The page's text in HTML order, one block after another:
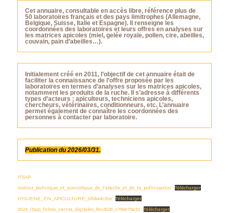
Cet annuaire, consultable en accès libre, référence plus de
50 laboratoires français et des pays limitrophes (Allemagne,
Belgique, Suisse, Italie et Espagne). Il renseigne les
coordonnées des laboratoires et leurs offres en analyses sur
les matrices apicoles (miel, gelée royale, pollen, cire, abeilles,
couvain, pain d’abeilles…).
Initialement créé en 2011, l’objectif de cet annuaire était de
faciliter la connaissance de l’offre proposée par les
laboratoires en termes d’analyses sur les matrices apicoles,
notamment les produits de la ruche. Il s’adresse à différents
types d’acteurs : apiculteurs, techniciens apicoles,
chercheurs, vétérinaires, conditionneurs, etc. L’annuaire
permet également de connaître les coordonnées des
personnes à contacter par laboratoire.
Publication du 2026/03/31.
ITSAP-
Institut_technique_et_scientifique_de_l’abeille_et_de_la_pollinisation
Télécharger
HYGIENE_EN_APICULTURE_6fbb44c31e
Télécharger
2024_itsap_fiches_varroa_digitales_fev2026_c799c75a32
Télécharger